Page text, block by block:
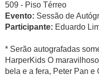
509 - Piso Térreo
Evento: Sessão de
Participante: Eduardo
* Serão autografadas
HarperKids O
bela e a fera, Peter Pan e